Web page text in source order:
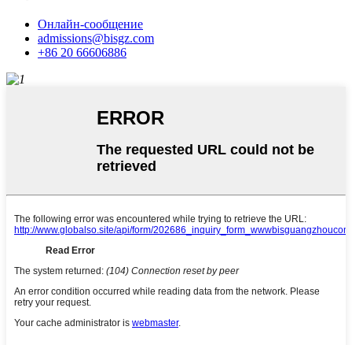
Онлайн-сообщение
admissions@bisgz.com
+86 20 66606886